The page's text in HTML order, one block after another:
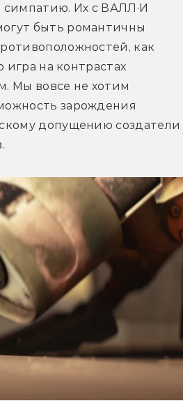
симпатию. Их с ВАЛЛ·И
быть романтичны
как
игра на контрастах
Мы вовсе не хотим
зарождения
допущению создатели